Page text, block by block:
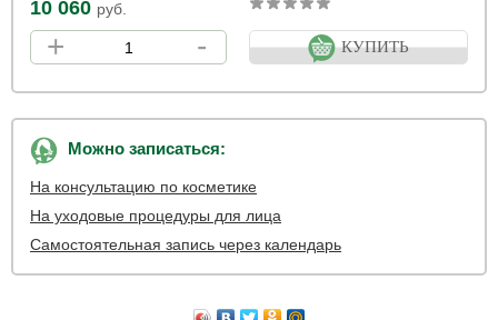
10 060 руб.
+ - КУПИТЬ
Можно записаться:
На консультацию по косметике
На уходовые процедуры для лица
Самостоятельная запись через календарь